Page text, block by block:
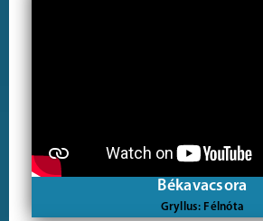
Békavacsora
Gryllus: Félnóta